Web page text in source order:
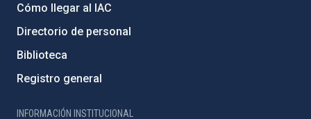
Cómo llegar al IAC
Directorio de personal
Biblioteca
Registro general
INFORMACIÓN INSTITUCIONAL